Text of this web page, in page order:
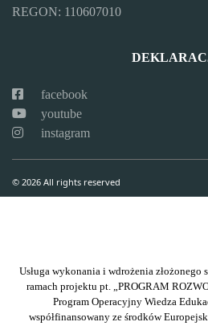
REGON: 110607010
facebook
youtube
instagram
© 2026 All rights reserved
Usługa wykonania i wdrożenia złożonego
ramach projektu pt. „PROGRAM
Program Operacyjny Wiedza
współfinansowany ze środków